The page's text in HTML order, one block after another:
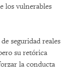
los vulnerables
seguridad reales
su retórica
la conducta